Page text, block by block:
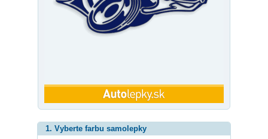
1. Vyberte farbu samolepky